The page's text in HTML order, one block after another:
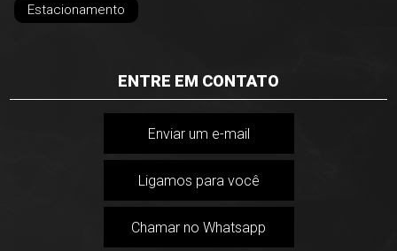
Estacionamento
ENTRE EM CONTATO
Enviar um e-mail
Ligamos para você
Chamar no Whatsapp